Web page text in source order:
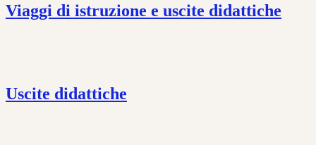
Viaggi di istruzione e uscite didattiche
Uscite didattiche